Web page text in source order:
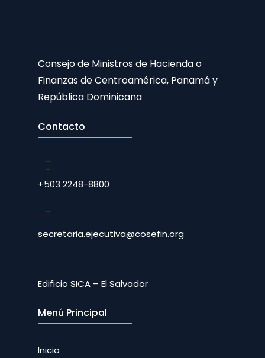
Consejo de Ministros de Hacienda o
Finanzas de Centroamérica, Panamá y
República Dominicana
Contacto
+503 2248-8800
secretaria.ejecutiva@cosefin.org
Edificio SICA – El Salvador
Menú Principal
Inicio